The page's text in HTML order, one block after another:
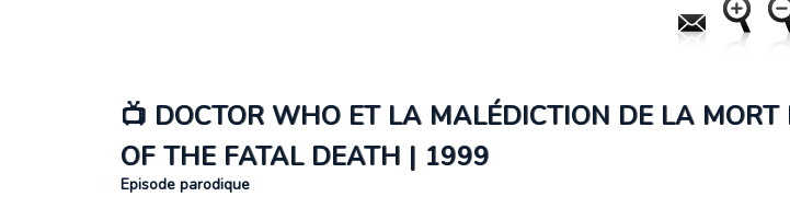
📺 DOCTOR WHO ET LA MALÉDICTION DE LA
OF THE FATAL DEATH | 1999
Episode parodique